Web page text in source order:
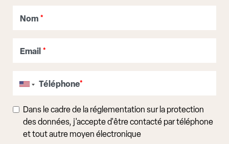
Nom *
Email *
Téléphone*
Dans le cadre de la réglementation sur la protection
des données, j'accepte d'être contacté par téléphone
et tout autre moyen électronique